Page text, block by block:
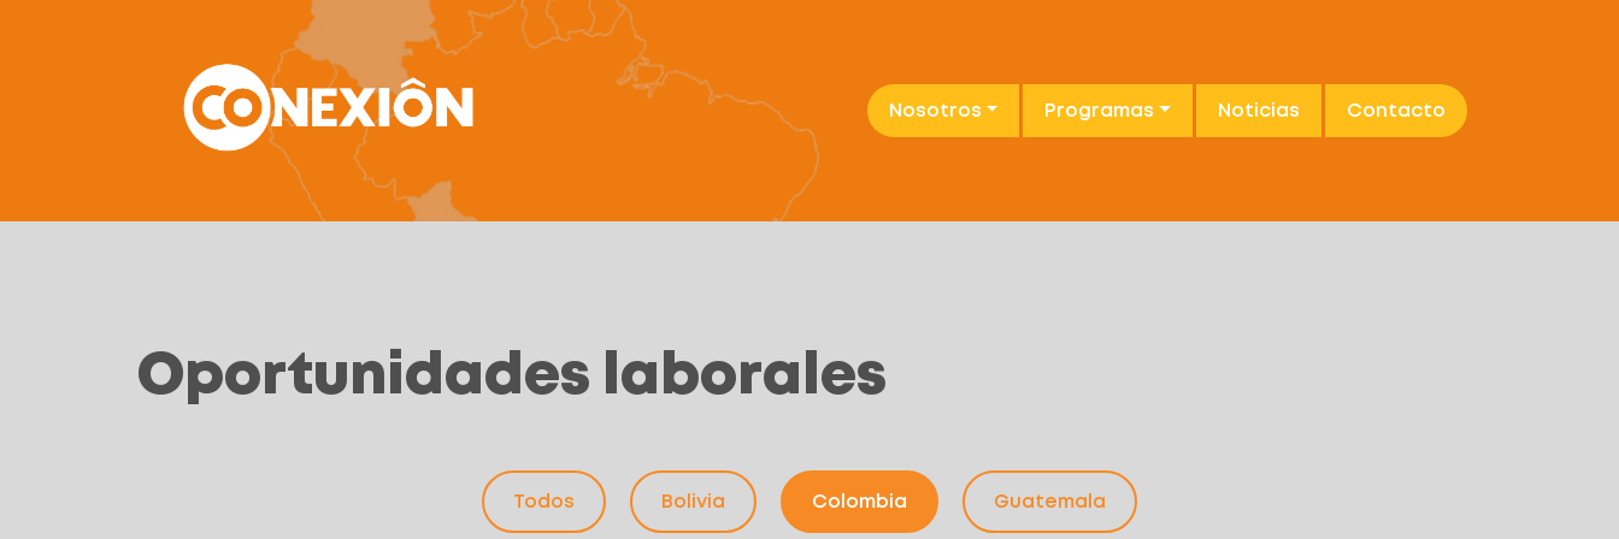
Nosotros Programas Noticias Contacto
Oportunidades laborales
Todos Bolivia Colombia Guatemala